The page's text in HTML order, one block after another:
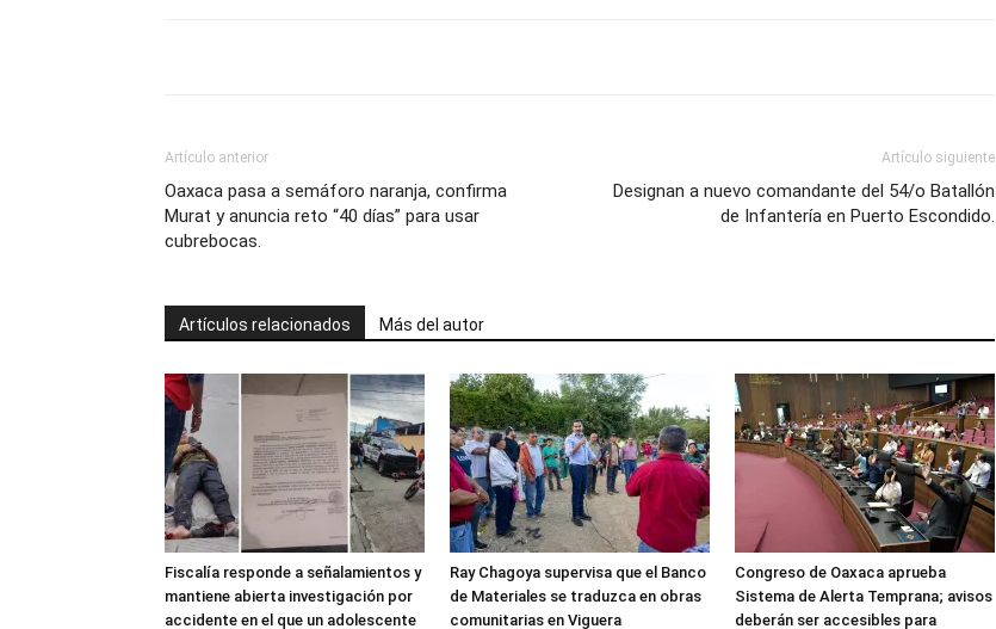
Artículo anterior
Oaxaca pasa a semáforo naranja, confirma
Murat y anuncia reto “40 días” para usar
cubrebocas.
Artículo siguiente
Designan a nuevo comandante del 54/o Batallón
de Infantería en Puerto Escondido.
Artículos relacionados Más del autor
Fiscalía responde a señalamientos y
mantiene abierta investigación por
accidente en el que un adolescente
Ray Chagoya supervisa que el Banco
de Materiales se traduzca en obras
comunitarias en Viguera
Congreso de Oaxaca aprueba
Sistema de Alerta Temprana; avisos
deberán ser accesibles para